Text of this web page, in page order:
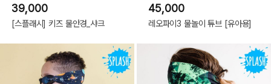
39,000
[스플래시] 키즈 물안경_샤크
45,000
레오파이3 물놀이 튜브 [유아용]